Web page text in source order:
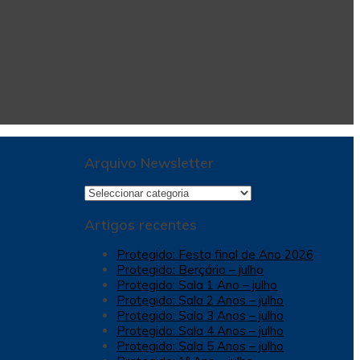
Arquivo Newsletter
Arquivo
Artigos recentes
Protegido: Festa final de Ano 2026
Protegido: Berçário – julho
Protegido: Sala 1 Ano – julho
Protegido: Sala 2 Anos – julho
Protegido: Sala 3 Anos – julho
Protegido: Sala 4 Anos – julho
Protegido: Sala 5 Anos – julho